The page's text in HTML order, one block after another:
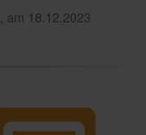
, am 18.12.2023